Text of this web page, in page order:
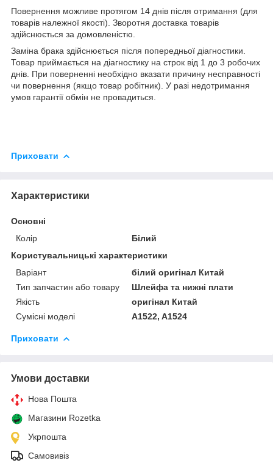
Повернення можливе протягом 14 днів після отримання (для
товарів належної якості). Зворотня доставка товарів
здійснюється за домовленістю.
Заміна брака здійснюється після попередньої діагностики.
Товар приймається на діагностику на строк від 1 до 3 робочих
днів. При поверненні необхідно вказати причину несправності
чи повернення (якщо товар робітник). У разі недотримання
умов гарантії обмін не провадиться.
Приховати
Характеристики
Основні
Колір
Білий
Користувальницькі характеристики
Варіант
білий оригінал Китай
Тип запчастин або товару
Шлейфа та нижні плати
Якість
оригінал Китай
Сумісні моделі
A1522, A1524
Приховати
Умови доставки
Нова Пошта
Магазини Rozetka
Укрпошта
Самовивіз